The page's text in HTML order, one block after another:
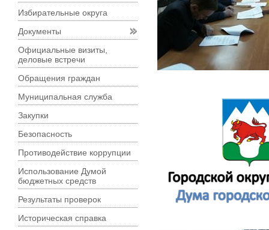
Избирательные округа
Документы
Официальные визиты,
деловые встречи
Обращения граждан
Муниципальная служба
Закупки
Безопасность
Противодействие коррупции
Использование Думой
бюджетных средств
Результаты проверок
Историческая справка